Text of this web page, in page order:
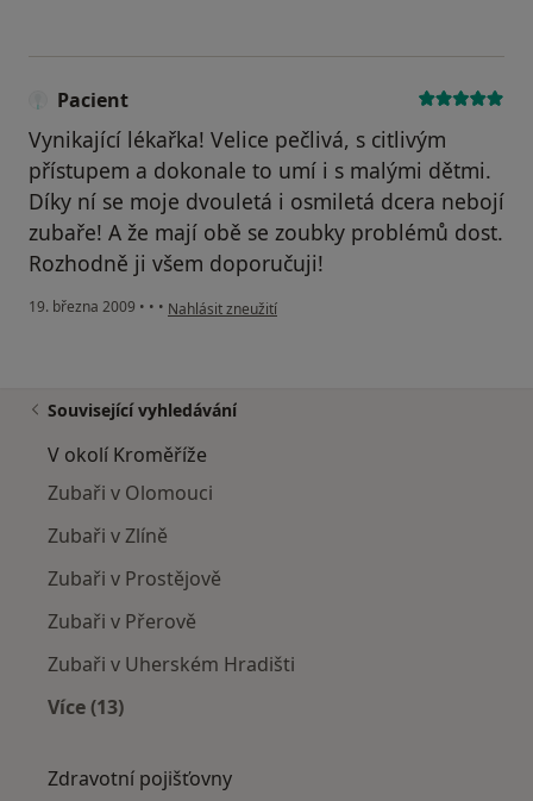
Pacient
Vynikající lékařka! Velice pečlivá, s citlivým
přístupem a dokonale to umí i s malými dětmi.
Díky ní se moje dvouletá i osmiletá dcera nebojí
zubaře! A že mají obě se zoubky problémů dost.
Rozhodně ji všem doporučuji!
19. března 2009 • • • podle názoru uživatele Pacient
Nahlásit zneužití
Související vyhledávání
V okolí Kroměříže
Zubaři v Olomouci
Zubaři v Zlíně
Zubaři v Prostějově
Zubaři v Přerově
Zubaři v Uherském Hradišti
Více (13)
Zdravotní pojišťovny